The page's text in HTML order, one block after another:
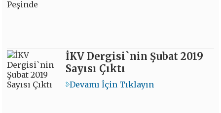
İKV Dergisi`nin Şubat 2019
Sayısı Çıktı
Devamı İçin Tıklayın